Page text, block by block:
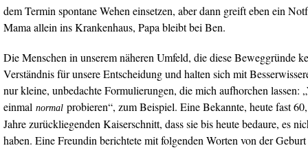
dem Termin spontane Wehen einsetzen, aber dann greift eben ein
Mama allein ins Krankenhaus, Papa bleibt bei Ben.
Die Menschen in unserem näheren Umfeld, die diese Beweggründe
Verständnis für unsere Entscheidung und halten sich mit
nur kleine, unbedachte Formulierungen, die mich aufhorchen lassen:
einmal normal probieren“, zum Beispiel. Eine Bekannte, heute fast
Jahre zurückliegenden Kaiserschnitt, dass sie bis heute bedaure, es
haben. Eine Freundin berichtete mit folgenden Worten von der